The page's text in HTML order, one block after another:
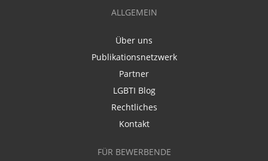
ALLGEMEIN
Über uns
Publikationsnetzwerk
Partner
LGBTI Blog
Rechtliches
Kontakt
FÜR BEWERBENDE